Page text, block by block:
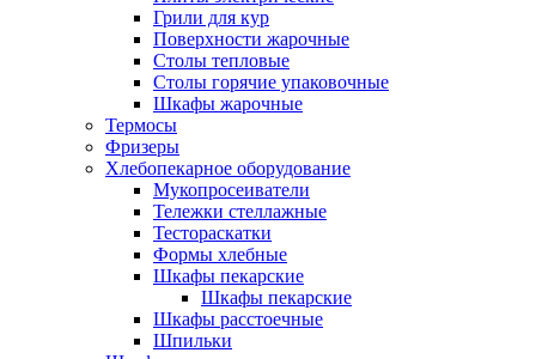
Грили для кур
Поверхности жарочные
Столы тепловые
Столы горячие упаковочные
Шкафы жарочные
Термосы
Фризеры
Хлебопекарное оборудование
Мукопросеиватели
Тележки стеллажные
Тестораскатки
Формы хлебные
Шкафы пекарские
Шкафы пекарские
Шкафы расстоечные
Шпильки